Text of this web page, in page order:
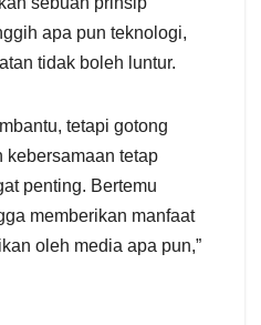
apa pun teknologi,
tidak boleh luntur.
tetapi gotong
kebersamaan tetap
penting. Bertemu
memberikan manfaat
oleh media apa pun,”